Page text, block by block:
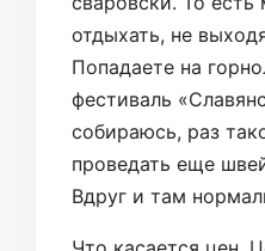
отдыхать, не
Попадаете на
фестиваль
собираюсь, раз
проведать еще
Вдруг и там